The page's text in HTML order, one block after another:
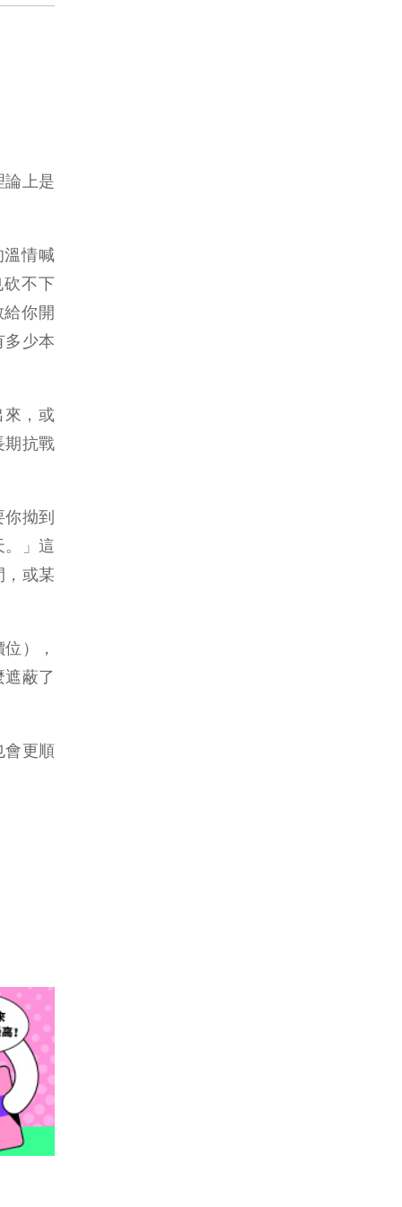
論上是
溫情喊
砍不下
你開
多少本
來，或
期抗戰
拗到
。」這
，或某
），
蔽了
會更順